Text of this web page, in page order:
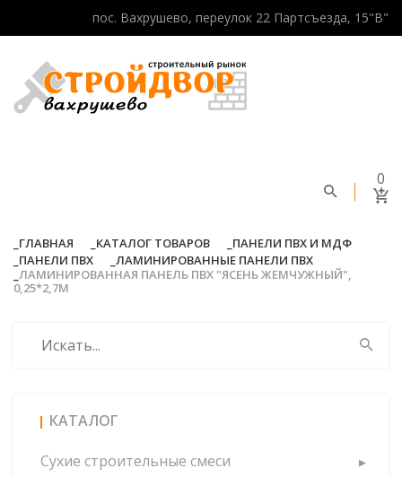
пос. Вахрушево, переулок 22 Партсъезда, 15"В"
0
ГЛАВНАЯ КАТАЛОГ ТОВАРОВ
ПАНЕЛИ ПВХ И МДФ
ПАНЕЛИ ПВХ
ЛАМИНИРОВАННЫЕ ПАНЕЛИ ПВХ
ЛАМИНИРОВАННАЯ ПАНЕЛЬ ПВХ "ЯСЕНЬ ЖЕМЧУЖНЫЙ",
0,25*2,7М
КАТАЛОГ
Сухие строительные смеси